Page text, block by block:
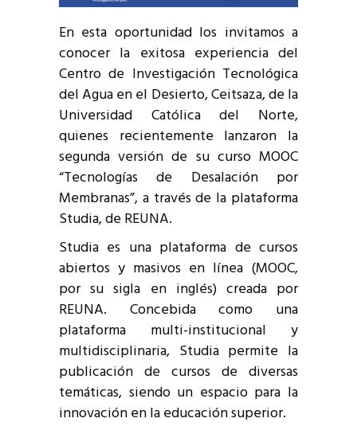
En esta oportunidad los invitamos a
conocer la exitosa experiencia del
Centro de Investigación Tecnológica
del Agua en el Desierto, Ceitsaza, de la
Universidad Católica del Norte,
quienes recientemente lanzaron la
segunda versión de su curso MOOC
“Tecnologías de Desalación por
Membranas”, a través de la plataforma
Studia, de REUNA.
Studia es una plataforma de cursos
abiertos y masivos en línea (MOOC,
por su sigla en inglés) creada por
REUNA. Concebida como una
plataforma multi-institucional y
multidisciplinaria, Studia permite la
publicación de cursos de diversas
temáticas, siendo un espacio para la
innovación en la educación superior.